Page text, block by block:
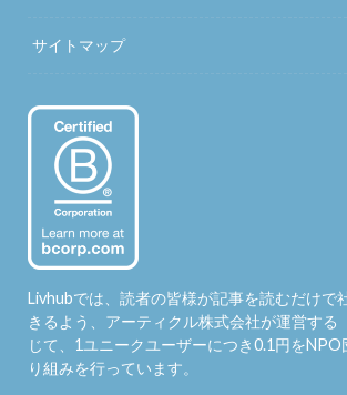
サイトマップ
Livhubでは、読者の皆様が記事を読むだけで
きるよう、アーティクル株式会社が運営する
じて、1ユニークユーザーにつき0.1円をNPO
り組みを行っています。